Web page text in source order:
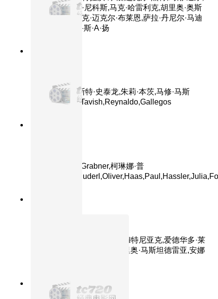
劳拉·邓恩,泰勒·尼科斯,马克·哈雷利克,胡里奥·奥斯
卡·门乔索,布莱克·迈克尔·布莱恩,萨拉·丹尼尔·马迪
森,琳达·朴,布鲁斯·A·扬
主演：西尔维斯特·史泰龙,朱莉·本茨,马修·马斯
登,Graham,McTavish,Reynaldo,Gallegos
主演：Sophia,Grabner,柯琳娜·普
姆
主演：马可·贾利尼,卡夏·斯穆特尼亚克,爱德华多·莱
奥,阿尔芭·罗尔瓦赫尔,瓦莱里奥·马斯坦德雷亚,安娜
1999正片